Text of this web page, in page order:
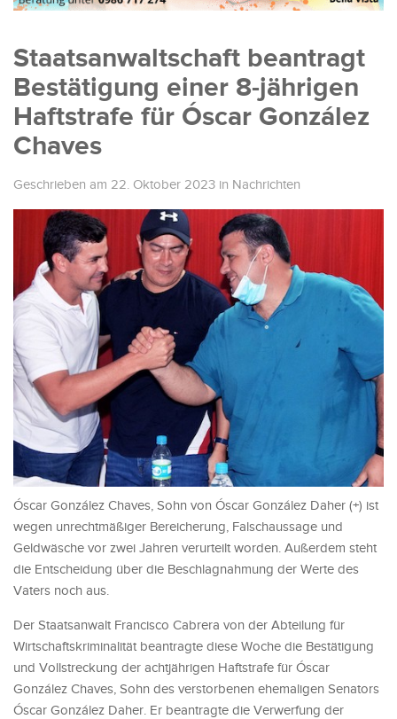
Staatsanwaltschaft beantragt
Bestätigung einer 8-jährigen
Haftstrafe für Óscar González
Chaves
Geschrieben am 22. Oktober 2023 in Nachrichten
Óscar González Chaves, Sohn von Óscar González Daher (+) ist
wegen unrechtmäßiger Bereicherung, Falschaussage und
Geldwäsche vor zwei Jahren verurteilt worden. Außerdem steht
die Entscheidung über die Beschlagnahmung der Werte des
Vaters noch aus.
Der Staatsanwalt Francisco Cabrera von der Abteilung für
Wirtschaftskriminalität beantragte diese Woche die Bestätigung
und Vollstreckung der achtjährigen Haftstrafe für Óscar
González Chaves, Sohn des verstorbenen ehemaligen Senators
Óscar González Daher. Er beantragte die Verwerfung der